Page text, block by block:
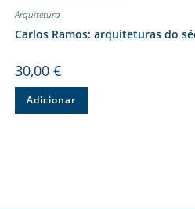
Arquitetura
Carlos Ramos: arquiteturas do
30,00 €
Adicionar